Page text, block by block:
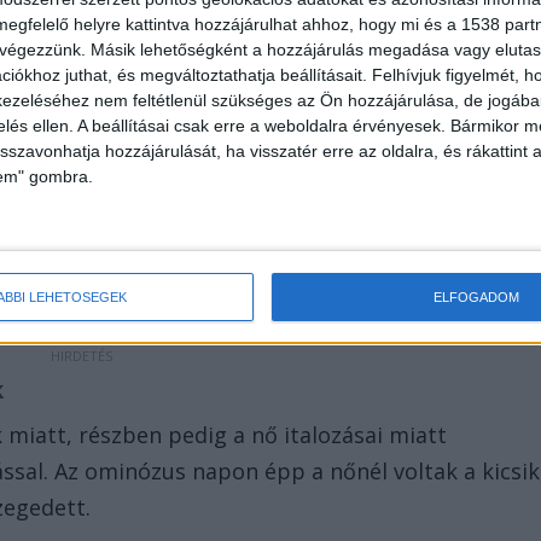
helyre kattintva hozzájárulhat ahhoz, hogy mi és a 1538
Másik lehetőségként a hozzájárulás megadása vagy
juthat, és megváltoztathatja beállításait. Felhívjuk figyelmét,
nem feltétlenül szükséges az Ön hozzájárulása, de
ellen. A beállításai csak erre a weboldalra érvényesek. Bármikor
hozzájárulását, ha visszatér erre az oldalra, és rákattint
gombra.
LEHETŐSÉGEK ELFOGADOM
és azt sem engedte meg a férfinak,
az ő altatásukat megelőzően hazaérkezzen.
is otthon voltak, akkor a férfi napközben sem
híreit ide kattintva éred el! A Facebookon már
részben pedig a nő italozásai miatt
Az ominózus napon épp a nőnél voltak a